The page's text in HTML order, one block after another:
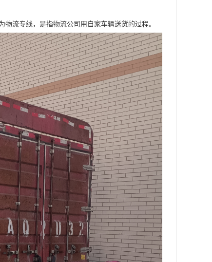
流专线，是指物流公司用自家车辆送货的过程。